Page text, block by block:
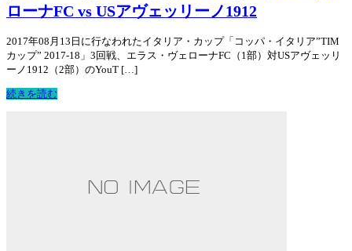
ローナFC vs USアヴェッリーノ1912
2017年08月13日に行なわれたイタリア・カップ「コッパ・イタリア”TIM
カップ” 2017-18」3回戦、エラス・ヴェローナFC（1部）対USアヴェッリ
ーノ1912（2部）のYouT […]
続きを読む